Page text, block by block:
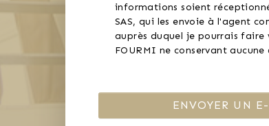
informations soient
SAS, qui les envoie à l'agent
auprès duquel je pourrais faire
FOURMI ne conservant aucune